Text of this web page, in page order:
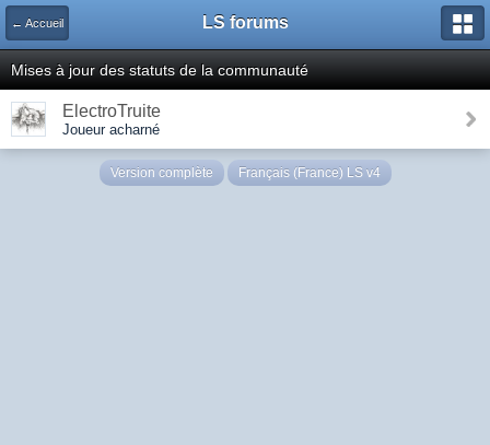
← Accueil LS forums
Mises à jour des statuts de la communauté
ElectroTruite
Joueur acharné
Version complète Français (France) LS v4